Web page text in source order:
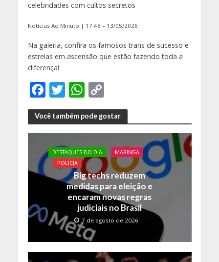
celebridades com cultos secretos
Notícias Ao Minuto | 17:48 – 13/05/2026
Na galeria, confira os famosos trans de sucesso e
estrelas em ascensão que estão fazendo toda a
diferença!
F
ac
e
b
o
o
k
T
w
itt
er
W
h
at
s
A
p
p
C
o
p
y
Li
n
k
Você também pode gostar
DESTAQUES DO DIA
MARINGA
POLICIA
Big techs reduzem
medidas para eleição e
encaram novas regras
judiciais no Brasil
7 de agosto de 2026